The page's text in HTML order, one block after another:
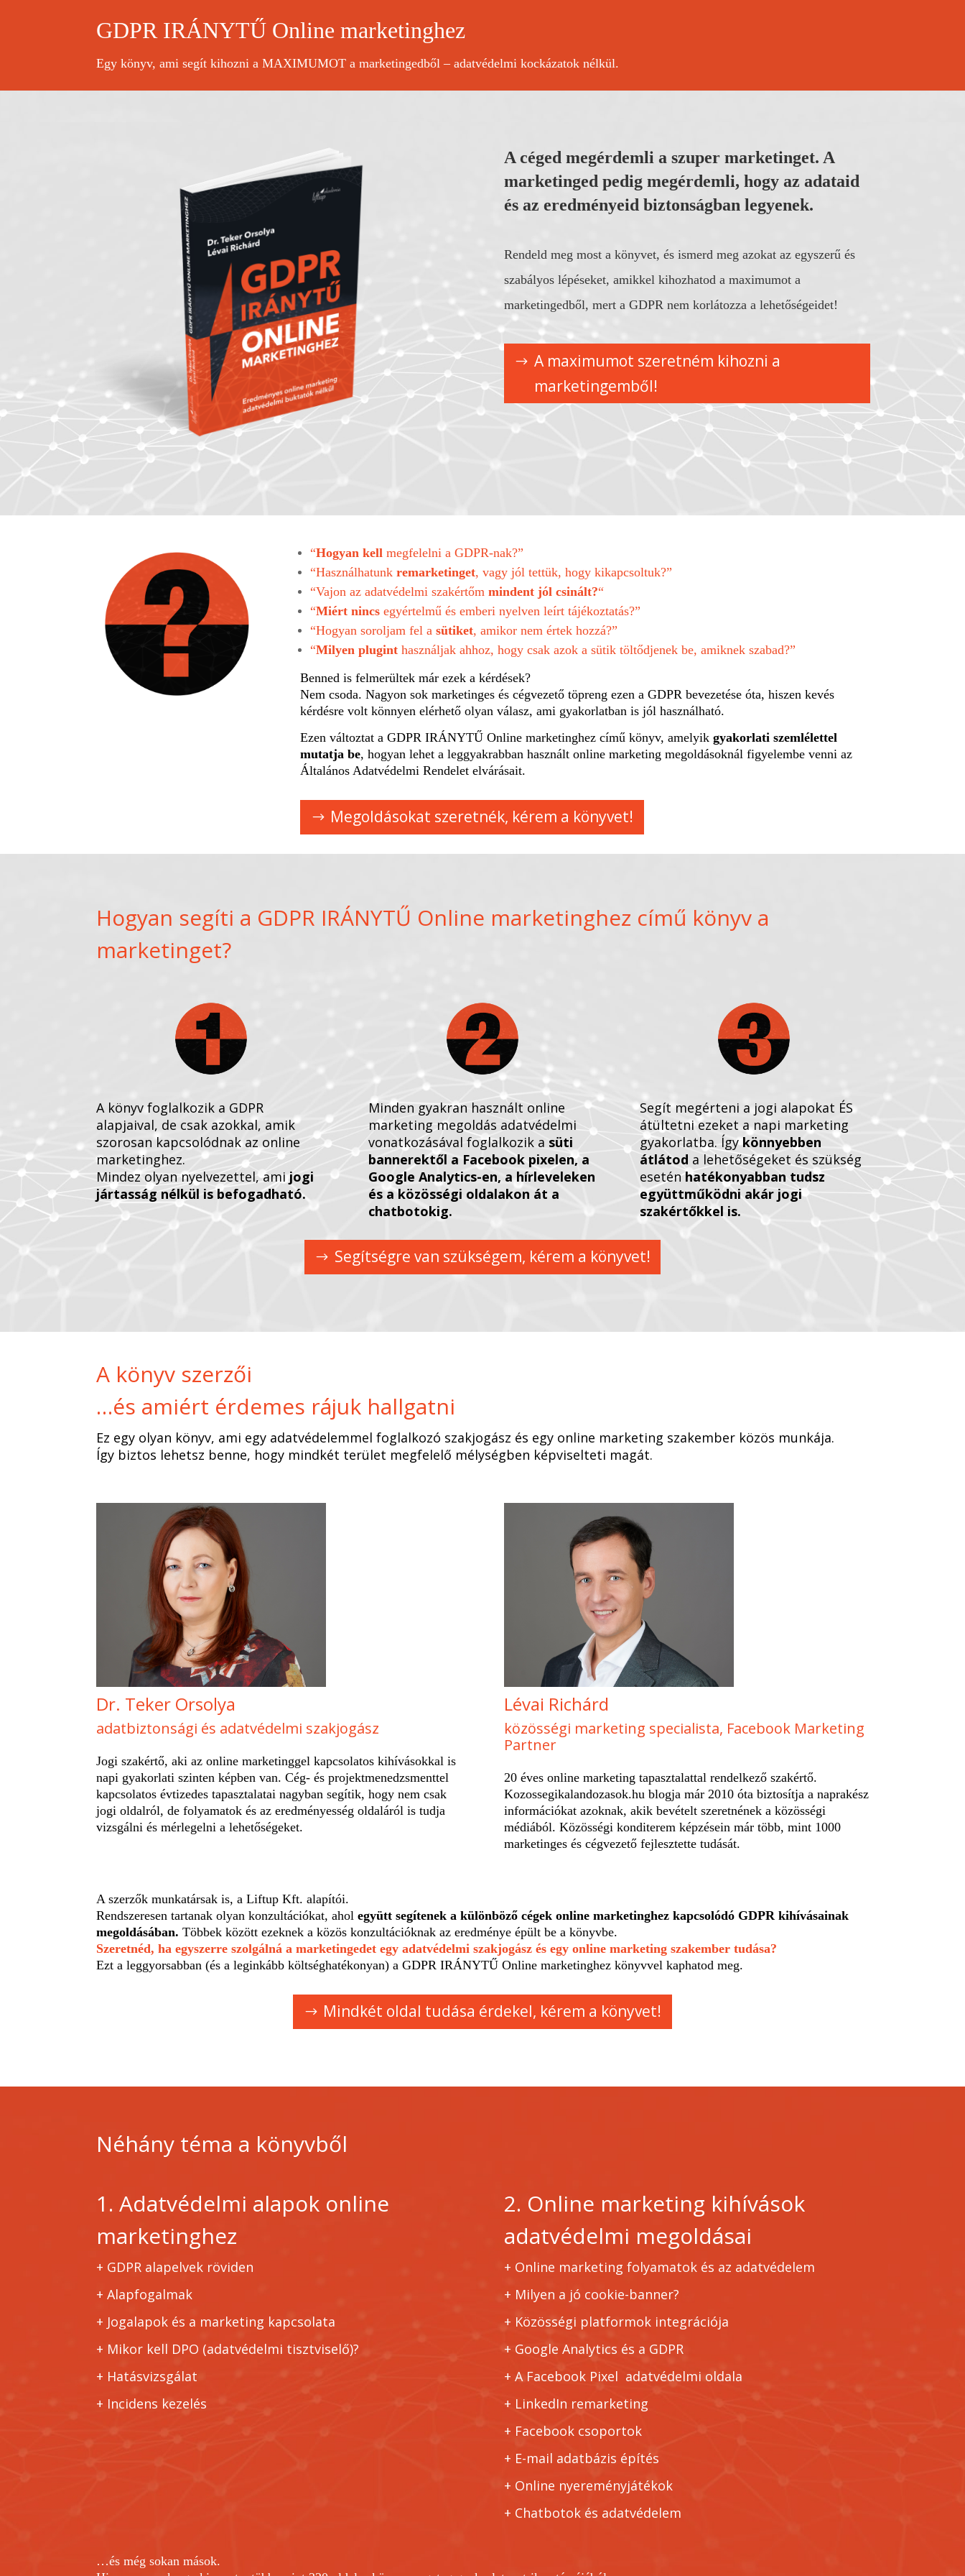
GDPR IRÁNYTŰ Online marketinghez
Egy könyv, ami segít kihozni a MAXIMUMOT a marketingedből – adatvédelmi kockázatok nélkül.
A céged megérdemli a szuper marketinget. A
marketinged pedig megérdemli, hogy az adataid
és az eredményeid biztonságban legyenek.
Rendeld meg most a könyvet, és ismerd meg azokat az egyszerű és
szabályos lépéseket, amikkel kihozhatod a maximumot a
marketingedből, mert a GDPR nem korlátozza a lehetőségeidet!
A maximumot szeretném kihozni a
marketingemből!
“Hogyan kell megfelelni a GDPR-nak?”
“Használhatunk remarketinget, vagy jól tettük, hogy kikapcsoltuk?”
“Vajon az adatvédelmi szakértőm mindent jól csinált?“
“Miért nincsegyértelmű és emberi nyelven leírt tájékoztatás?”
“Hogyan soroljam fel a sütiket, amikor nem értek hozzá?”
“Milyen pluginthasználjak ahhoz, hogy csak azok a sütik töltődjenek be, amiknek szabad?”
Benned is felmerültek már ezek a kérdések?
Nem csoda. Nagyon sok marketinges és cégvezető töpreng ezen a GDPR bevezetése óta, hiszen kevés
kérdésre volt könnyen elérhető olyan válasz, ami gyakorlatban is jól használható.
Ezen változtat a GDPR IRÁNYTŰ Online marketinghez című könyv, amelyik gyakorlati szemlélettel
mutatja be, hogyan lehet a leggyakrabban használt online marketing megoldásoknál figyelembe venni az
Általános Adatvédelmi Rendelet elvárásait.
Megoldásokat szeretnék, kérem a könyvet!
Hogyan segíti a GDPR IRÁNYTŰ Online marketinghez című könyv a
marketinget?
A könyv foglalkozik a GDPR
alapjaival, de csak azokkal, amik
szorosan kapcsolódnak az online
marketinghez.
Mindez olyan nyelvezettel, amijogi
jártasság nélkül is befogadható.
Minden gyakran használt online
marketing megoldás adatvédelmi
vonatkozásával foglalkozik a süti
bannerektől a Facebook pixelen, a
Google Analytics-en, a hírleveleken
és a közösségi oldalakon át a
chatbotokig.
Segít megérteni a jogi alapokat ÉS
átültetni ezeket a napi marketing
gyakorlatba. Ígykönnyebben
átlátod a lehetőségeket és szükség
eseténhatékonyabban tudsz
együttműködni akár jogi
szakértőkkel is.
Segítségre van szükségem, kérem a könyvet!
A könyv szerzői
…és amiért érdemes rájuk hallgatni
Ez egy olyan könyv, ami egy adatvédelemmel foglalkozó szakjogász és egy online marketing szakember közös munkája.
Így biztos lehetsz benne, hogy mindkét terület megfelelő mélységben képviselteti magát.
Dr. Teker Orsolya
adatbiztonsági és adatvédelmi szakjogász
Jogi szakértő, aki az online marketinggel kapcsolatos kihívásokkal is
napi gyakorlati szinten képben van. Cég- és projektmenedzsmenttel
kapcsolatos évtizedes tapasztalatai nagyban segítik, hogy nem csak
jogi oldalról, de folyamatok és az eredményesség oldaláról is tudja
vizsgálni és mérlegelni a lehetőségeket.
Lévai Richárd
közösségi marketing specialista, Facebook Marketing
Partner
20 éves online marketing tapasztalattal rendelkező szakértő.
Kozossegikalandozasok.hu blogja már 2010 óta biztosítja a naprakész
információkat azoknak, akik bevételt szeretnének a közösségi
médiából. Közösségi konditerem képzésein már több, mint 1000
marketinges és cégvezető fejlesztette tudását.
A szerzők munkatársak is, a Liftup Kft. alapítói.
Rendszeresen tartanak olyan konzultációkat, aholegyütt segítenek a különböző cégek online marketinghez kapcsolódó GDPR kihívásainak
megoldásában. Többek között ezeknek a közös konzultációknak az eredménye épült be a könyvbe.
Szeretnéd, ha egyszerre szolgálná a marketingedet egy adatvédelmi szakjogász és egy online marketing szakember tudása?
Ezt a leggyorsabban (és a leginkább költséghatékonyan) a GDPR IRÁNYTŰ Online marketinghez könyvvel kaphatod meg.
Mindkét oldal tudása érdekel, kérem a könyvet!
Néhány téma a könyvből
1. Adatvédelmi alapok online
marketinghez
+ GDPR alapelvek röviden
+Alapfogalmak
+ Jogalapok és a marketing kapcsolata
+ Mikor kell DPO (adatvédelmi tisztviselő)?
+ Hatásvizsgálat
+ Incidens kezelés
2. Online marketing kihívások
adatvédelmi megoldásai
+ Online marketing folyamatok és az adatvédelem
+ Milyen a jó cookie-banner?
+ Közösségi platformok integrációja
+ Google Analytics és a GDPR
+ A Facebook Pixel adatvédelmi oldala
+ LinkedIn remarketing
+ Facebook csoportok
+ E-mail adatbázis építés
+ Online nyereményjátékok
+ Chatbotok és adatvédelem
…és még sokan mások.